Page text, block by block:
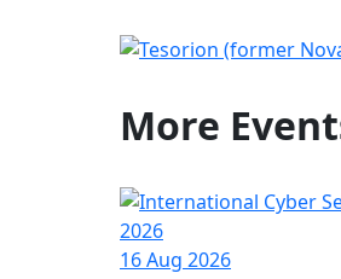
More
16 Aug 2026